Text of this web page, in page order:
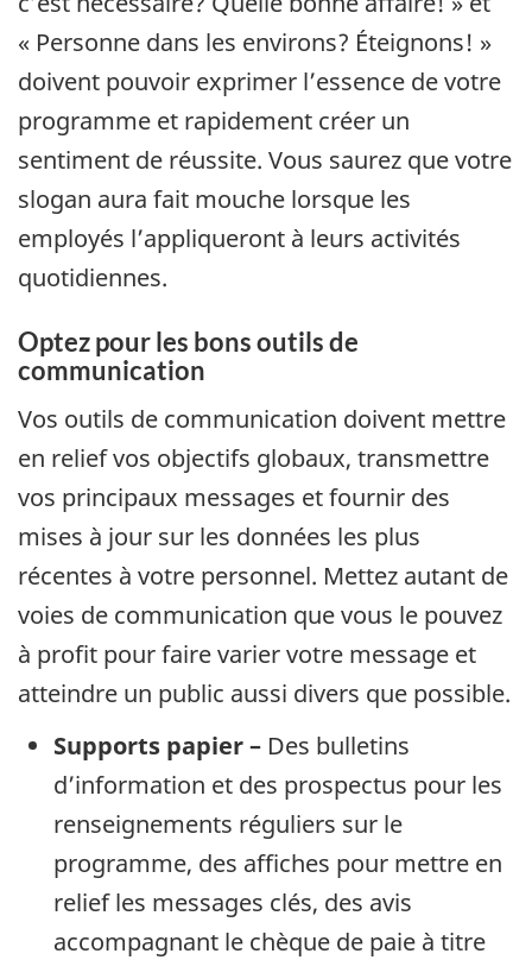
« Personne dans les environs? Éteignons! »
doivent pouvoir exprimer l’essence de votre
programme et rapidement créer un
sentiment de réussite. Vous saurez que votre
slogan aura fait mouche lorsque les
employés l’appliqueront à leurs activités
quotidiennes.
Optez pour les bons outils de
communication
Vos outils de communication doivent mettre
en relief vos objectifs globaux, transmettre
vos principaux messages et fournir des
mises à jour sur les données les plus
récentes à votre personnel. Mettez autant de
voies de communication que vous le pouvez
à profit pour faire varier votre message et
atteindre un public aussi divers que possible.
Supports papier – Des bulletins
d’information et des prospectus pour les
renseignements réguliers sur le
programme, des affiches pour mettre en
relief les messages clés, des avis
accompagnant le chèque de paie à titre